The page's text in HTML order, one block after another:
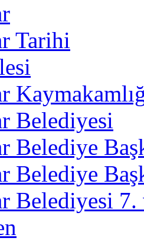
Tarihi
Belediyesi
Belediye
Belediye
Belediyesi